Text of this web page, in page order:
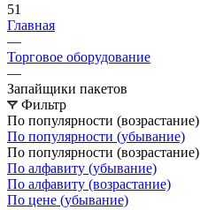
51
Главная
—
Торговое оборудование
—
Запайщики пакетов
Фильтр
По популярности (возрастание)
По популярности (убывание)
По популярности (возрастание)
По алфавиту (убывание)
По алфавиту (возрастание)
По цене (убывание)